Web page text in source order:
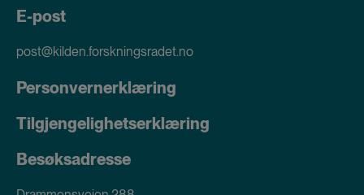
E-post
post@kilden.forskningsradet.no
Personvernerklæring
Tilgjengelighetserklæring
Besøksadresse